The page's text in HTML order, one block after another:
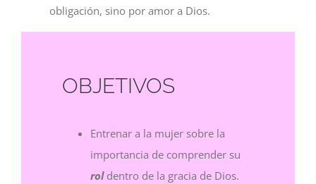
obligación, sino por amor a Dios.
OBJETIVOS
Entrenar a la mujer sobre la
importancia de comprender su
rol dentro de la gracia de Dios.